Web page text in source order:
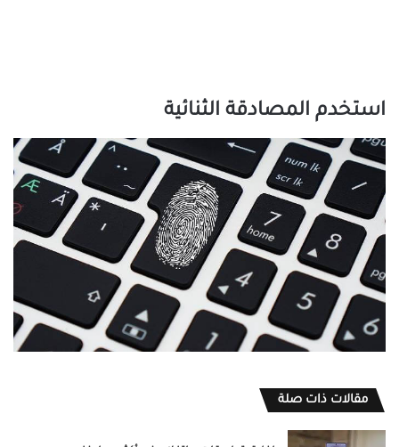
استخدم المصادقة الثنائية
مقالات ذات صلة